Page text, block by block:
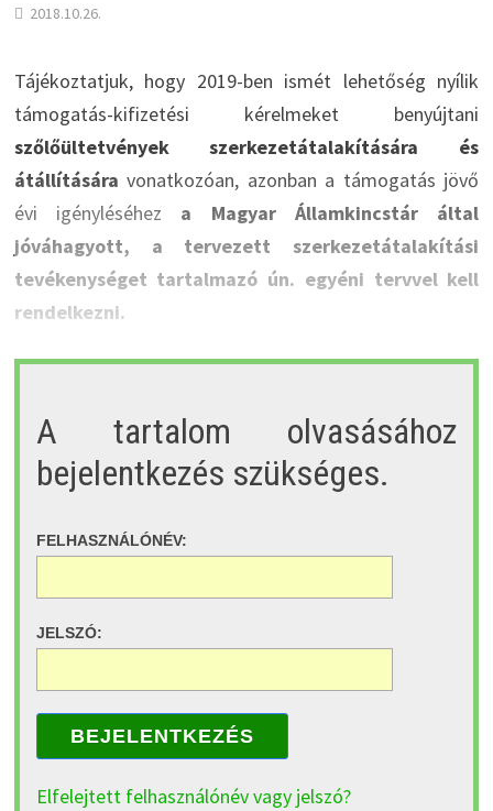
2018.10.26.
Tájékoztatjuk, hogy 2019-ben ismét lehetőség nyílik
támogatás-kifizetési kérelmeket benyújtani
szőlőültetvények szerkezetátalakítására és
átállítására vonatkozóan, azonban a támogatás jövő
évi igényléséhez a Magyar Államkincstár által
jóváhagyott, a tervezett szerkezetátalakítási
tevékenységet tartalmazó ún. egyéni tervvel kell
rendelkezni.
A tartalom olvasásához
bejelentkezés szükséges.
FELHASZNÁLÓNÉV:
JELSZÓ:
BEJELENTKEZÉS
Elfelejtett felhasználónév vagy jelszó?